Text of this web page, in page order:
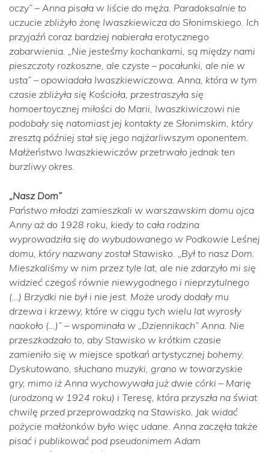
oczy” – Anna pisała w liście do męża. Paradoksalnie to
uczucie zbliżyło żonę Iwaszkiewicza do Słonimskiego. Ich
przyjaźń coraz bardziej nabierała erotycznego
zabarwienia. „Nie jesteśmy kochankami, są między nami
pieszczoty rozkoszne, ale czyste – pocałunki, ale nie w
usta” – opowiadała Iwaszkiewiczowa. Anna, która w tym
czasie zbliżyła się Kościoła, przestraszyła się
homoertoycznej miłości do Marii, Iwaszkiwiczowi nie
podobały się natomiast jej kontakty ze Słonimskim, który
zresztą później stał się jego najżarliwszym oponentem.
Małżeństwo Iwaszkiewiczów przetrwało jednak ten
burzliwy okres.
„Nasz Dom”
Państwo młodzi zamieszkali w warszawskim domu ojca
Anny aż do 1928 roku, kiedy to cała rodzina
wyprowadziła się do wybudowanego w Podkowie Leśnej
domu, który nazwany został Stawisko. „Był to nasz Dom.
Mieszkaliśmy w nim przez tyle lat, ale nie zdarzyło mi się
widzieć czegoś równie niewygodnego i nieprzytulnego
(…) Brzydki nie był i nie jest. Może urody dodały mu
drzewa i krzewy, które w ciągu tych wielu lat wyrosły
naokoło (…)” – wspominała w „Dziennikach” Anna. Nie
przeszkadzało to, aby Stawisko w krótkim czasie
zamieniło się w miejsce spotkań artystycznej bohemy.
Dyskutowano, słuchano muzyki, grano w towarzyskie
gry, mimo iż Anna wychowywała już dwie córki – Marię
(urodzoną w 1924 roku) i Teresę, która przyszła na świat
chwilę przed przeprowadzką na Stawisko. Jak widać
pożycie małżonków było więc udane. Anna zaczęła także
pisać i publikować pod pseudonimem Adam